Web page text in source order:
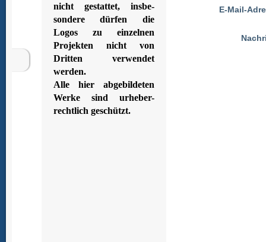
nicht gestattet, insbe-
sondere dürfen die
Logos zu einzelnen
Projekten nicht von
Dritten verwendet
werden.
Alle hier abgebildeten
Werke sind urheber-
rechtlich geschützt.
E-Mail-